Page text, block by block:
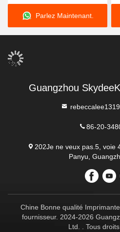
thermique UV
Parlez Maintenant.
Guangzhou
86-20-
202Je ne veux pas.5, voie
Panyu,
Chine Bonne qualité
fournisseur. 2024-2026
Ltd. . Tous